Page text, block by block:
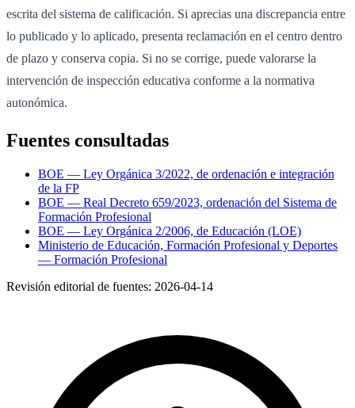
escrita del sistema de calificación. Si aprecias una discrepancia entre
lo publicado y lo aplicado, presenta reclamación en el centro dentro
de plazo y conserva copia. Si no se corrige, puede valorarse la
intervención de inspección educativa conforme a la normativa
autonómica.
Fuentes consultadas
BOE — Ley Orgánica 3/2022, de ordenación e integración
de la FP
BOE — Real Decreto 659/2023, ordenación del Sistema de
Formación Profesional
BOE — Ley Orgánica 2/2006, de Educación (LOE)
Ministerio de Educación, Formación Profesional y Deportes
— Formación Profesional
Revisión editorial de fuentes: 2026-04-14